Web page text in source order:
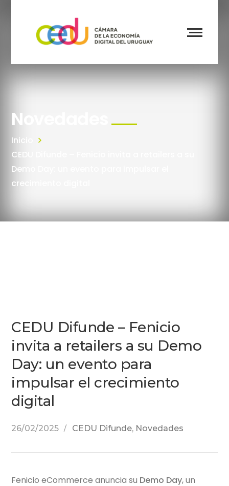
Novedades
Inicio
CEDU Difunde – Fenicio invita a retailers a su
Demo Day: un evento para impulsar el
crecimiento digital
CEDU Difunde – Fenicio
invita a retailers a su Demo
Day: un evento para
impulsar el crecimiento
digital
26/02/2025 CEDU Difunde, Novedades
Fenicio eCommerce anuncia su Demo Day, un